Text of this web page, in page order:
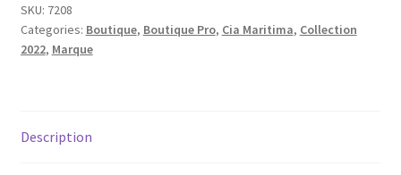
SKU: 7208
Categories: Boutique, Boutique Pro, Cia Maritima, Collection
2022, Marque
Description